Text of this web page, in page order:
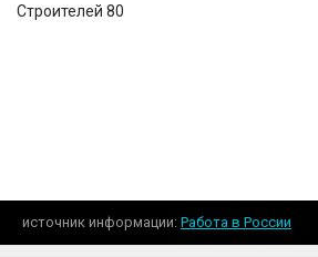
Строителей 80
источник информации Работа в России